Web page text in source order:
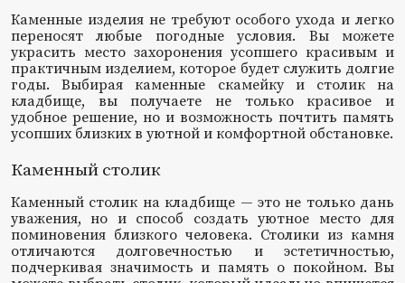
Каменные изделия не требуют особого ухода и легко
переносят любые погодные условия. Вы можете
украсить место захоронения усопшего красивым и
практичным изделием, которое будет служить долгие
годы. Выбирая каменные скамейку и столик на
кладбище, вы получаете не только красивое и
удобное решение, но и возможность почтить память
усопших близких в уютной и комфортной обстановке.
Каменный столик
Каменный столик на кладбище — это не только дань
уважения, но и способ создать уютное место для
поминовения близкого человека. Столики из камня
отличаются долговечностью и эстетичностью,
подчеркивая значимость и память о покойном. Вы